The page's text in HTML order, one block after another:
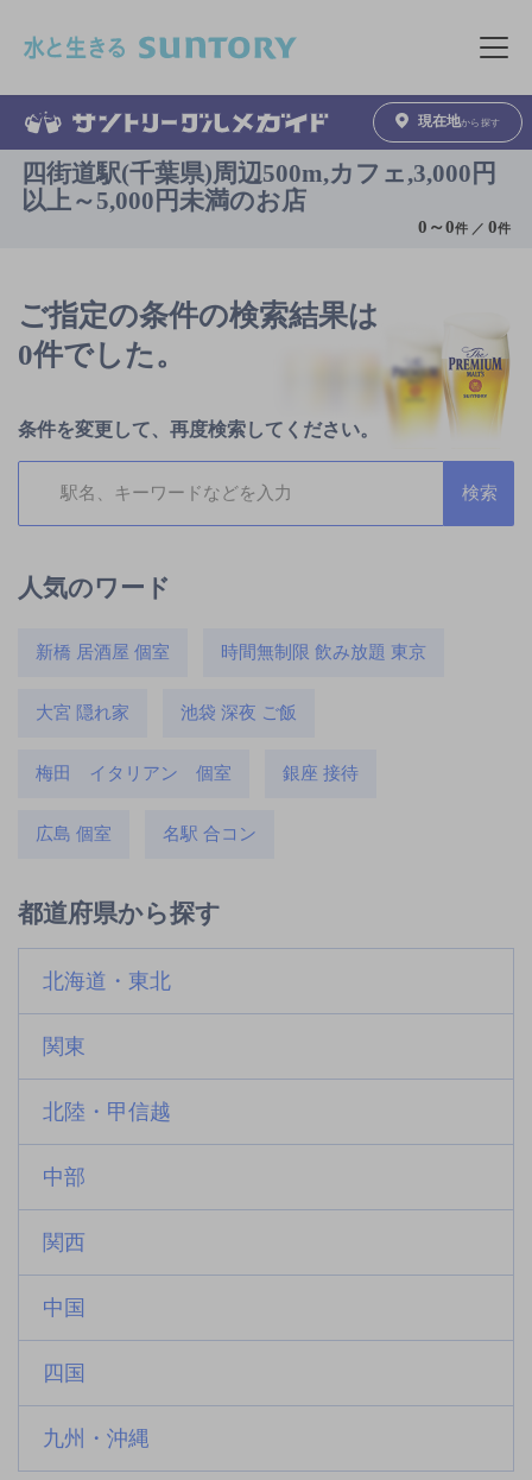
メニュ
現在地から探す
四街道駅(千葉県)周辺500m,カフェ,3,000円
以上～5,000円未満のお店
0 ～0件 ／0件
ご指定の条件の検索結果は
0件でした。
条件を変更して、再度検索してください。
人気のワード
新橋 居酒屋 個室 時間無制限 飲み放題 東京
大宮 隠れ家 池袋 深夜 ご飯
梅田 イタリアン 個室 銀座 接待
広島 個室 名駅 合コン
都道府県から探す
北海道・東北
関東
北陸・甲信越
中部
関西
中国
四国
九州・沖縄